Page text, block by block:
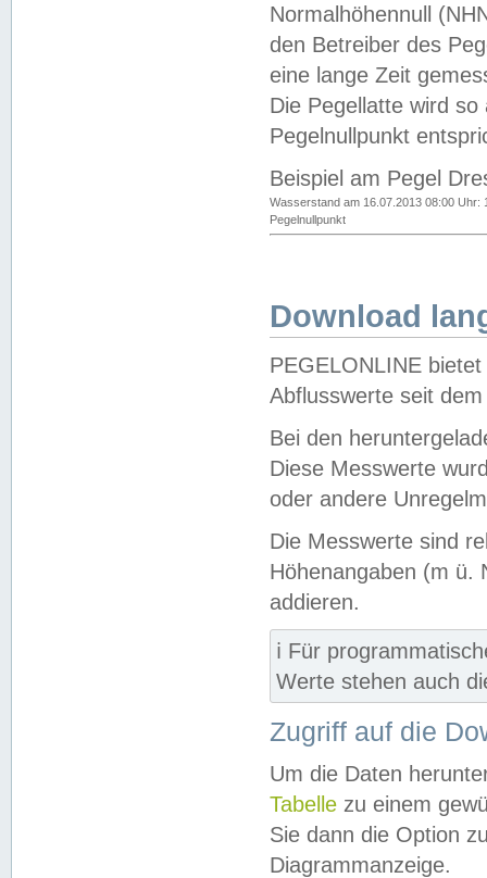
Normalhöhennull
den Betreiber des
eine lange Zeit
Die Pegellatte wird
Pegelnullpunkt
Beispiel am Pegel
Wasserstand am 16.07.2013 08:00 Uhr:
Pegelnullpunkt
Download
PEGELONLINE
Abflusswerte seit
Bei den
Diese Messwerte
oder andere
Die Messwerte sind
Höhenangaben (m ü.
addieren.
ℹ️ Für
Werte stehen auch
Zugriff auf die
Um die Daten
Tabelle zu einem
Sie dann die Option
Diagrammanzeige.